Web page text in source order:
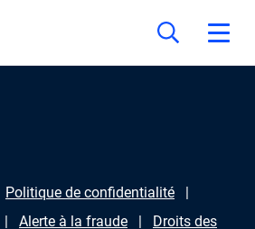
Politique de confidentialité
Alerte à la fraude
Droits des